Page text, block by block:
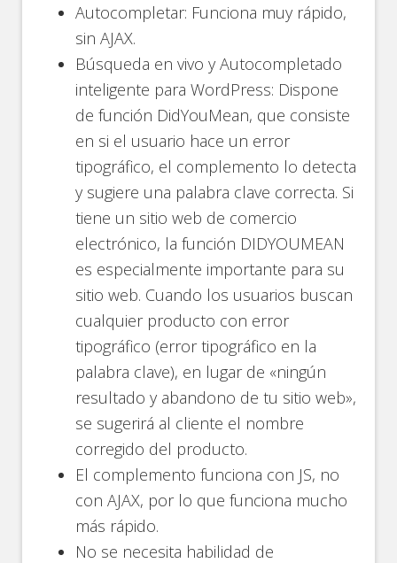
Autocompletar: Funciona muy rápido,
sin AJAX.
Búsqueda en vivo y Autocompletado
inteligente para WordPress: Dispone
de función DidYouMean, que consiste
en si el usuario hace un error
tipográfico, el complemento lo detecta
y sugiere una palabra clave correcta. Si
tiene un sitio web de comercio
electrónico, la función DIDYOUMEAN
es especialmente importante para su
sitio web. Cuando los usuarios buscan
cualquier producto con error
tipográfico (error tipográfico en la
palabra clave), en lugar de «ningún
resultado y abandono de tu sitio web»,
se sugerirá al cliente el nombre
corregido del producto.
El complemento funciona con JS, no
con AJAX, por lo que funciona mucho
más rápido.
No se necesita habilidad de